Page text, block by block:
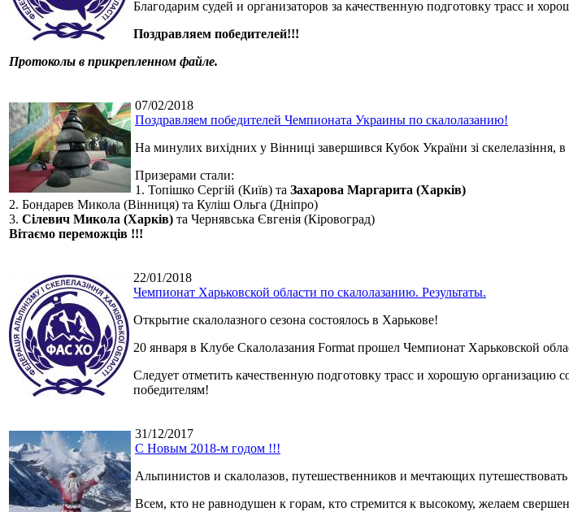
Благодарим судей и организаторов за качественную подготовку трасс и
Поздравляем победителей!!!
Протоколы в прикрепленном файле.
07/02/2018
Поздравляем победителей Чемпионата Украины по скалолазанию!
На минулих вихідних у Вінниці завершився Кубок України зі скелелазіння, в
Призерами стали:
1. Топішко Сергій (Київ) та Захарова Маргарита (Харків)
2. Бондарев Микола (Вінниця) та Куліш Ольга (Дніпро)
3. Сілевич Микола (Харків) та Чернявська Євгенія (Кіровоград)
Вітаємо переможців !!!
22/01/2018
Чемпионат Харьковской области по скалолазанию. Результаты.
Открытие скалолазного сезона состоялось в Харькове!
20 января в Клубе Скалолазания Format прошел Чемпионат Харьковской
Следует отметить качественную подготовку трасс и хорошую
победителям!
31/12/2017
С Новым 2018-м годом !!!
Альпинистов и скалолазов, путешественников и мечтающих путешествовать
Всем, кто не равнодушен к горам, кто стремится к высокому, желаем